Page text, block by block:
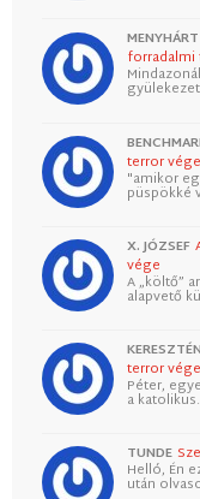
terror vége
"amikor
püspökké
X. JÓZSEF
vége
A „költő”
alapvető
terror vége
Péter,
a
TUNDE
Helló, Én
után